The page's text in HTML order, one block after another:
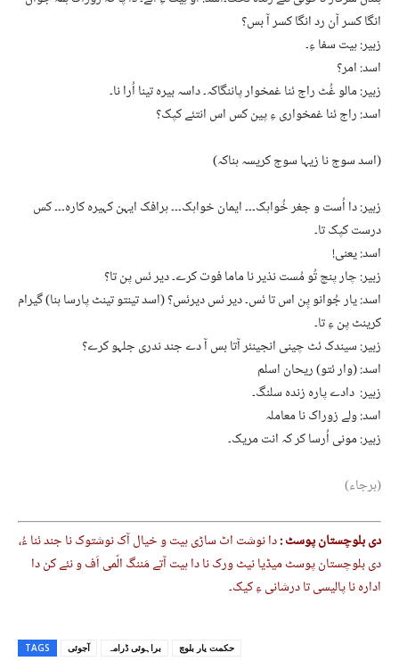
انگا کسر آن رد انگا کسر آ بس؟
زبیر: ہیت سفا ءِ۔
اسد: امر؟
زبیر: مالو غُٹ راج ئنا غمخوار پاننگاکہ۔ داسہ بیرہ تینا اُرا نا۔
اسد: راج ئنا غمخواری ءِ پین کس اس انتئے کپک؟
(اسد سوج نا زیہا سوج کریسہ ہناکہ)
زبیر: دا اُست و جغر خُواہک۔۔۔ ایمان خواہک۔۔۔ ہرافک ایہن کہیرہ کارہ۔۔۔ کس
درست کپک تا۔
اسد: یعنی!
زبیر: چار پنچ تُو مُست نذیر نا ماما فوت کرے۔ دیر ئس پن تا؟
اسد: یار جُوانو پِن اس تا ئس۔ دیر ئس دیرئس؟ (اسد تینتو تینٹ پارسا ہنا) گیرام
کرینٹ پن ءِ تا۔
زبیر: سیندک ئٹ چینی انجینئر آتا بس آ دے جند ندری جلہو کرے؟
اسد: (وار ئتو) ریحان اسلم
زبیر: دادے پارہ زندہ سلنگ۔
اسد: ولے زوراک نا معاملہ
زبیر: مونی اُرسا کر کہ انت مریک۔
(برجاء)
دی بلوچستان پوسٹ :دا نوشت اٹ ساڑی ہیت و خیال آک نوشتوک نا جند ئنا ءُ،
دی بلوچستان پوسٹ میڈیا نیٹ ورک نا دا ہیت آتے مَننگ الّمی اَف و نئے کن دا
ادارہ نا پالیسی تا درشانی ءِ کیک۔
TAGS آجوئی براہوئی ڈرامہ حکمت یار بلوچ